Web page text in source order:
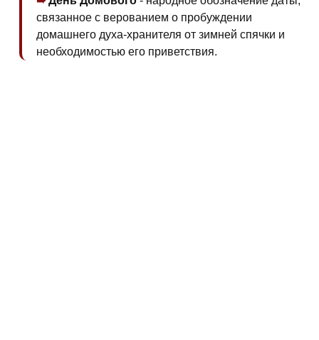
связанное с верованием о пробуждении
домашнего духа-хранителя от зимней спячки и
необходимостью его приветствия.